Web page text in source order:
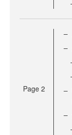
Page 2